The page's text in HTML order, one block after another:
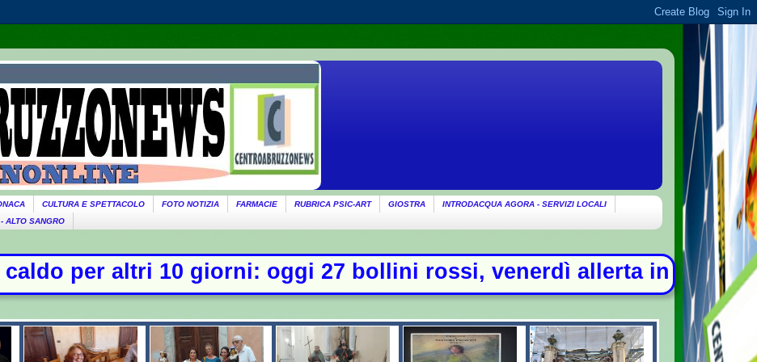
CULTURA E SPETTACOLO FOTO NOTIZIA FARMACIE RUBRICA PSIC-ART GIOSTRA
INTRODACQUA AGORA - SERVIZI LOCALI
ALTO SANGRO
oggi 27 bollini rossi, venerdì allerta in 21 città - Addio a